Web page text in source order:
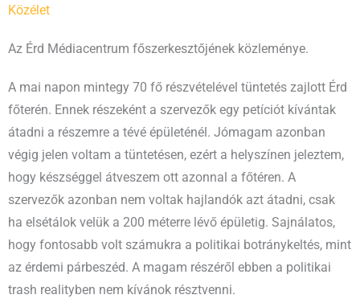
Közélet
Az Érd Médiacentrum főszerkesztőjének közleménye.
A mai napon mintegy 70 fő részvételével tüntetés zajlott Érd
főterén. Ennek részeként a szervezők egy petíciót kívántak
átadni a részemre a tévé épületénél. Jómagam azonban
végig jelen voltam a tüntetésen, ezért a helyszínen jeleztem,
hogy készséggel átveszem ott azonnal a főtéren. A
szervezők azonban nem voltak hajlandók azt átadni, csak
ha elsétálok velük a 200 méterre lévő épületig. Sajnálatos,
hogy fontosabb volt számukra a politikai botránykeltés, mint
az érdemi párbeszéd. A magam részéről ebben a politikai
trash realityben nem kívánok résztvenni.